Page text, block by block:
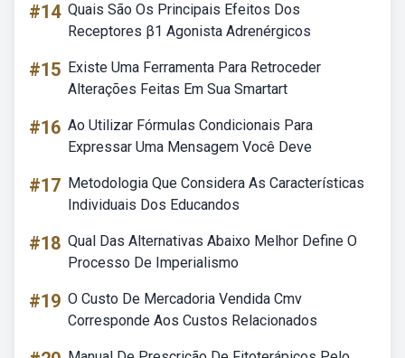
#14 Quais São Os Principais Efeitos Dos
Receptores β1 Agonista Adrenérgicos
#15 Existe Uma Ferramenta Para Retroceder
Alterações Feitas Em Sua Smartart
#16 Ao Utilizar Fórmulas Condicionais Para
Expressar Uma Mensagem Você Deve
#17 Metodologia Que Considera As Características
Individuais Dos Educandos
#18 Qual Das Alternativas Abaixo Melhor Define O
Processo De Imperialismo
#19 O Custo De Mercadoria Vendida Cmv
Corresponde Aos Custos Relacionados